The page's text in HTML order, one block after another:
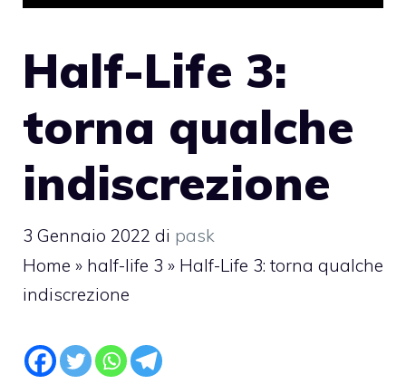
Half-Life 3:
torna qualche
indiscrezione
3 Gennaio 2022 di pask
Home » half-life 3 » Half-Life 3: torna qualche
indiscrezione